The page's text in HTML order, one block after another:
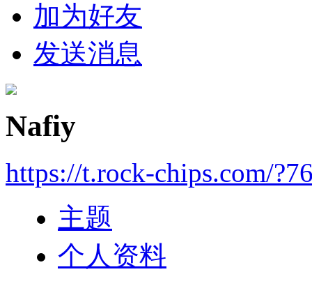
加为好友
发送消息
Nafiy
https://t.rock-chips.com/
主题
个人资料